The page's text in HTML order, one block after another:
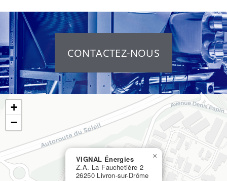
CONTACTEZ-NOUS
VIGNAL Énergies
Z.A. La Fauchetière 2
26250 Livron-sur-Drôme
×
+
−